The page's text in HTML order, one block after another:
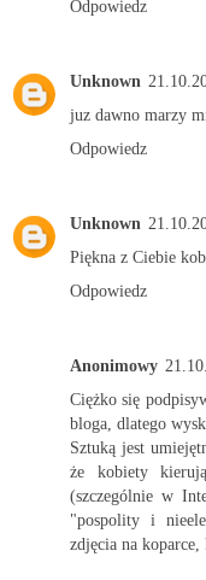
Odpowiedz
Unknown
juz dawno marzy
Odpowiedz
Unknown
Piękna z Ciebie
Odpowiedz
Anonimowy
Ciężko się
bloga, dlatego
Sztuką jest
że kobiety
(szczególnie w
"pospolity i
zdjęcia na